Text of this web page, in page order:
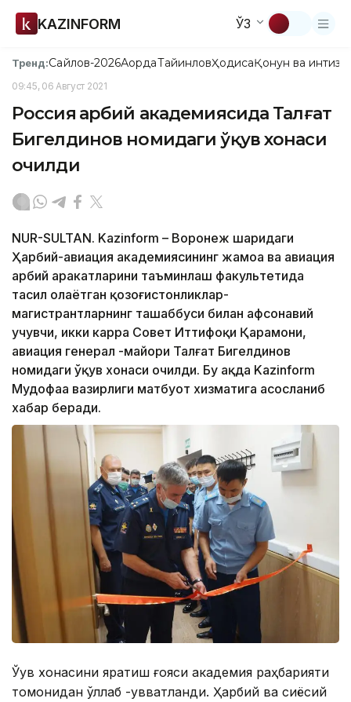
KAZINFORM ЎЗ
Тренд:Сайлов-2026АқордаТайинловҲодисаҚонун ва
09:45, 06 Август 2021
Россия ҳарбий академиясида Талғат
Бигелдинов номидаги ўқув хонаси
очилди
NUR-SULTAN. Kazinform – Воронеж шаҳридаги
Ҳарбий-авиация академиясининг жамоа ва авиация
ҳарбий ҳаракатларини таъминлаш факультетида
таҳсил олаётган қозоғистонликлар-
магистрантларнинг ташаббуси билан афсонавий
учувчи, икки карра Совет Иттифоқи Қаҳрамони,
авиация генерал -майори Талғат Бигелдинов
номидаги ўқув хонаси очилди. Бу ҳақда Kazinform
Мудофаа вазирлиги матбуот хизматига асосланиб
хабар беради.
Ўқув хонасини яратиш ғояси академия раҳбарияти
томонидан қўллаб -қувватланди. Ҳарбий ва сиёсий